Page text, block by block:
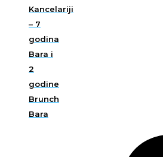
Kancelariji
– 7
godina
Bara i
2
godine
Brunch
Bara